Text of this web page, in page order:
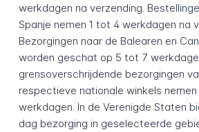
werkdagen na verzending.
Spanje nemen 1 tot 4 werkdagen na
Bezorgingen naar de Balearen en
worden geschat op 5 tot 7
grensoverschrijdende bezorgingen
respectieve nationale winkels
werkdagen. In de Verenigde Staten
dag bezorging in geselecteerde